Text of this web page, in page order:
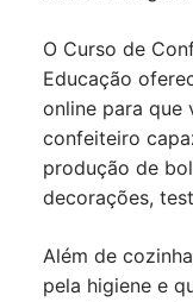
O Curso de
Educação
online para que
confeiteiro
produção de
decorações,
Além de
pela higiene e